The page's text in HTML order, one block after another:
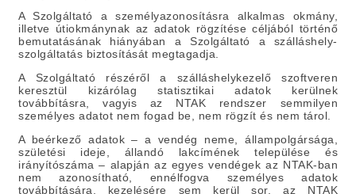
A Szolgáltató a személyazonosításra alkalmas okmány,
illetve útiokmánynak az adatok rögzítése céljából történő
bemutatásának hiányában a Szolgáltató a szálláshely-
szolgáltatás biztosítását megtagadja.
A Szolgáltató részéről a szálláshelykezelő szoftveren
keresztül kizárólag statisztikai adatok kerülnek
továbbításra, vagyis az NTAK rendszer semmilyen
személyes adatot nem fogad be, nem rögzít és nem tárol.
A beérkező adatok – a vendég neme, állampolgársága,
születési ideje, állandó lakcímének települése és
irányítószáma – alapján az egyes vendégek az NTAK-ban
nem azonosítható, ennélfogva személyes adatok
továbbítására, kezelésére sem kerül sor, az NTAK